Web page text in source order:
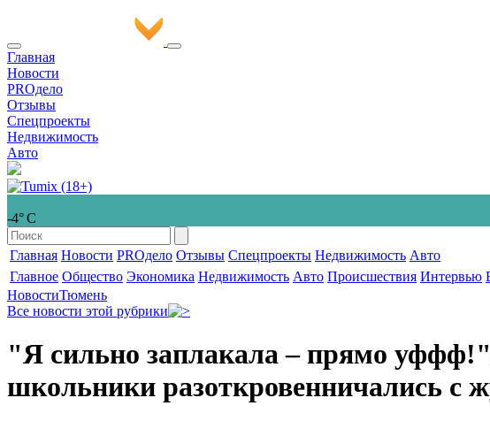
Главная
Новости
PROдело
Отзывы
Спецпроекты
Недвижимость
Авто
-4° С
Главная Новости PROдело Отзывы Спецпроекты Недвижимость Авто
Главное Общество Экономика Недвижимость Авто Происшествия Интервью
НовостиТюмень
Все новости этой рубрики
"Я сильно заплакала – прямо
школьники разоткровенничались с